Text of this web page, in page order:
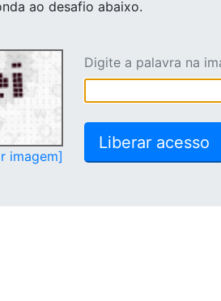
ao desafio abaixo.
imagem]
Digite a palavra na